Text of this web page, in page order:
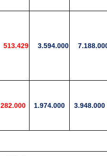
513.429 3.594.000
282.000 1.974.000 3.948.000